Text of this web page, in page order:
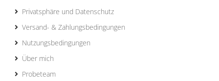
Privatsphäre und Datenschutz
Versand- & Zahlungsbedingungen
Nutzungsbedingungen
Über mich
Probeteam